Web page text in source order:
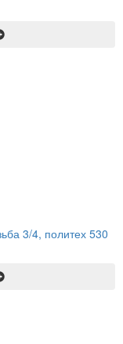
3/4, политех 530